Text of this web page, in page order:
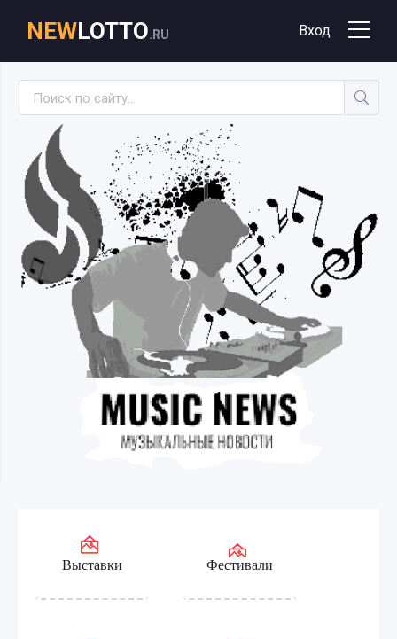
NEWLOTTO.RU Вход
Выставки Фестивали